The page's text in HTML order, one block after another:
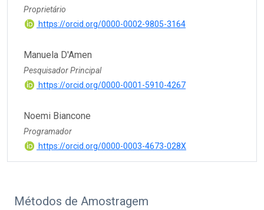
Proprietário
https://orcid.org/0000-0002-9805-3164
Manuela D'Amen
Pesquisador Principal
https://orcid.org/0000-0001-5910-4267
Noemi Biancone
Programador
https://orcid.org/0000-0003-4673-028X
Métodos de Amostragem